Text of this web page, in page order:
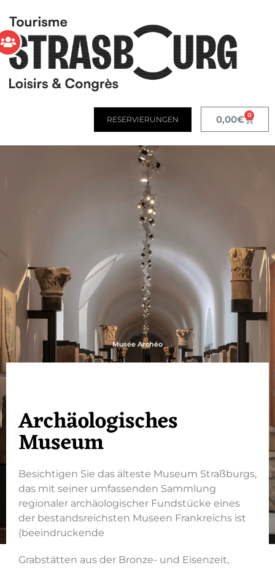
RESERVIERUNGEN 0,00€ 0
Musée Archéo
Archäologisches
Museum
Besichtigen Sie das älteste Museum Straßburgs,
das mit seiner umfassenden Sammlung
regionaler archäologischer Fundstücke eines
der bestandsreichsten Museen Frankreichs ist
(beeindruckende
Grabstätten aus der Bronze- und Eisenzeit,